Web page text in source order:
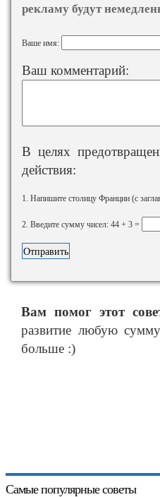
рекламу будут
Ваше имя:
Ваш комментарий:
В целях
действия:
1. Напишите столицу Франции (с
2. Введите сумму чисел: 44 + 3 =
Вам помог этот
развитие любую
больше :)
Самые популярные советы